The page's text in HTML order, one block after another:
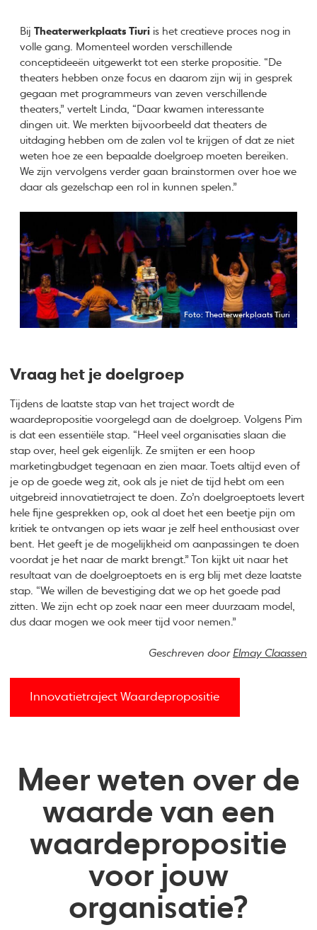
BijTheaterwerkplaats Tiuri is het creatieve proces nog in
volle gang. Momenteel worden verschillende
conceptideeën uitgewerkt tot een sterke propositie. “De
theaters hebben onze focus en daarom zijn wij in gesprek
gegaan met programmeurs van zeven verschillende
theaters,” vertelt Linda, “Daar kwamen interessante
dingen uit. We merkten bijvoorbeeld dat theaters de
uitdaging hebben om de zalen vol te krijgen of dat ze niet
weten hoe ze een bepaalde doelgroep moeten bereiken.
We zijn vervolgens verder gaan brainstormen over hoe we
daar als gezelschap een rol in kunnen spelen.”
Foto: Theaterwerkplaats Tiuri
Vraag het je doelgroep
Tijdens de laatste stap van het traject wordt de
waardepropositie voorgelegd aan de doelgroep. Volgens Pim
is dat een essentiële stap. “Heel veel organisaties slaan die
stap over, heel gek eigenlijk. Ze smijten er een hoop
marketingbudget tegenaan en zien maar. Toets altijd even of
je op de goede weg zit, ook als je niet de tijd hebt om een
uitgebreid innovatietraject te doen. Zo’n doelgroeptoets levert
hele fijne gesprekken op, ook al doet het een beetje pijn om
kritiek te ontvangen op iets waar je zelf heel enthousiast over
bent. Het geeft je de mogelijkheid om aanpassingen te doen
voordat je het naar de markt brengt.” Ton kijkt uit naar het
resultaat van de doelgroeptoets en is erg blij met deze laatste
stap. “We willen de bevestiging dat we op het goede pad
zitten. We zijn echt op zoek naar een meer duurzaam model,
dus daar mogen we ook meer tijd voor nemen.”
Geschreven door Elmay Claassen
Innovatietraject Waardepropositie
Meer weten over de
waarde van een
waardepropositie
voor jouw
organisatie?